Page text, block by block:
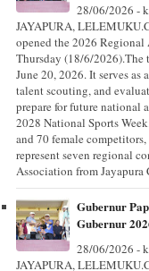
28/06/2026 -
JAYAPURA,
opened the 2026
Thursday (18/6/2026).The
June 20, 2026. It serves
talent scouting, and
prepare for future
2028 National Sports
and 70 female
represent seven regional
Association from
Gubernur
Gubernur
28/06/2026 -
JAYAPURA,